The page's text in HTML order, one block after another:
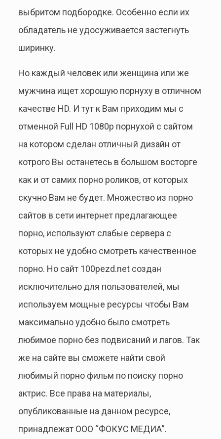
выбритом подбородке. Особенно если их
обладатель не удосуживается застегнуть
ширинку.
Но каждый человек или женщина или же
мужчина ищет хорошую порнуху в отличном
качестве HD. И тут к Вам приходим мы с
отменной Full HD 1080p порнухой с сайтом
на котором сделан отличный дизайн от
котрого Вы останетесь в большом восторге
как и от самих порно роликов, от которых
скучно Вам не будет. Множество из порно
сайтов в сети интернет предлагающее
порно, используют слабые сервера с
которых не удобно смотреть качественное
порно. Но сайт 100pezd.net создан
исключительно для пользователей, мы
используем мощные ресурсы чтобы Вам
максимально удобно было смотреть
любимое порно без подвисаний и лагов. Так
же на сайте вы сможете найти свой
любимый порно фильм по поиску порно
актрис. Все права на материалы,
опубликованные на данном ресурсе,
принадлежат ООО “ФОКУС МЕДИА”.